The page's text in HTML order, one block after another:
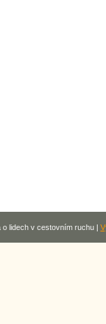
lidech v cestovním ruchu |